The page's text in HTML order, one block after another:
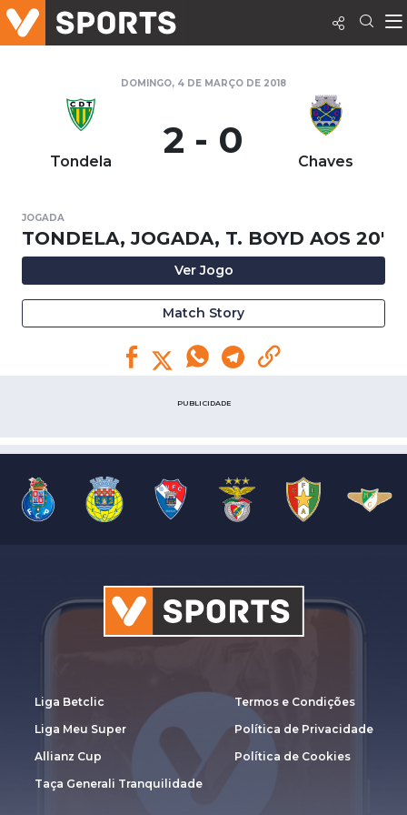
DOMINGO, 4 DE MARÇO DE 2018
Tondela 2 - 0 Chaves
JOGADA
TONDELA, JOGADA, T. BOYD AOS 20'
Ver Jogo
Match Story
PUBLICIDADE
Liga Betclic
Liga Meu Super
Allianz Cup
Taça Generali Tranquilidade
Termos e Condições
Política de Privacidade
Política de Cookies